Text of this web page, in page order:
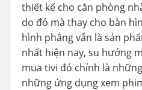
thiết kế cho căn phòng
do đó mà thay cho bàn
hình phẳng vẫn là sản
nhất hiện nay, su hướng
mua tivi đó chính là
những ứng dụng xem